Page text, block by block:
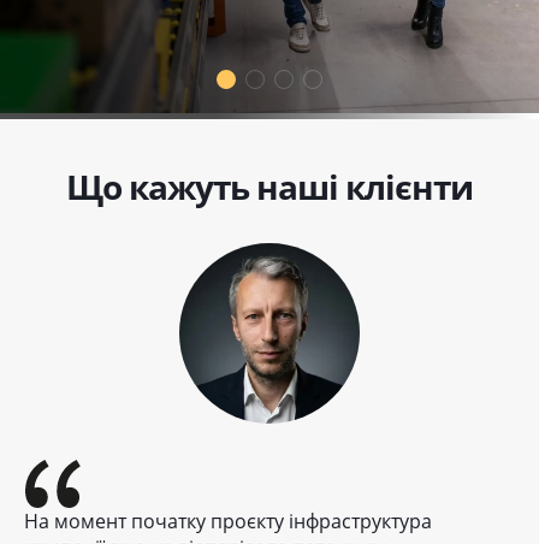
Що кажуть наші клієнти
На момент початку проєкту інфраструктура